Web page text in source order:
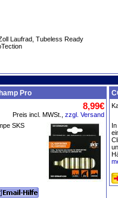
Laufrad, Tubeless Ready
Pro
8,99€
Preis incl. MWSt., zzgl. Versand
SKS